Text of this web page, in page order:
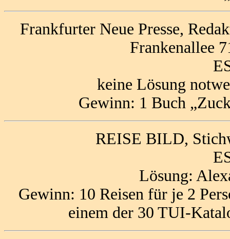
Frankfurter Neue Presse,
Frankenallee
keine Lösung
Gewinn: 1 Buch
REISE BILD,
Lösung:
Gewinn: 10 Reisen für je 2
einem der 30 TUI-